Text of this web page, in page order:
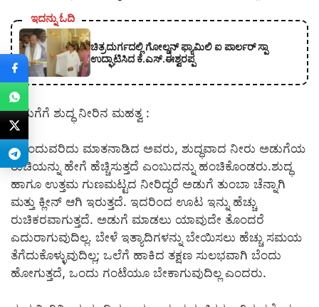
ಇದನ್ನು ಓದಿ
ಚಿತ್ರದುರ್ಗದಲ್ಲಿ ಗೋಲ್ಡನ್ ಫ್ಯಾಮಿಲಿ ಐ ಪಾರ್ಲರ್ ಸ್ಪಾ
ಉದ್ಘಾಟಿಸಿದ ಕೆ.ಎಸ್.ಈಶ್ವರಪ್ಪ
ಅಡುಗೆಗೆ ಶುದ್ಧ ನೀರಿನ ಮಹತ್ವ :
ಮುಂದುವರಿದು ಮಾತನಾಡಿದ ಅವರು, ಶುದ್ಧವಾದ ನೀರು ಅಡುಗೆಯ
ರುಚಿಯನ್ನು ಹೇಗೆ ಹೆಚ್ಚಿಸುತ್ತದೆ ಎಂಬುದನ್ನು ಹಂಚಿಕೊಂಡರು.ಶುದ್ಧ
ಹಾಗೂ ಉತ್ತಮ ಗುಣಮಟ್ಟದ ನೀರಿದ್ದರೆ ಅಡುಗೆ ತುಂಬಾ ಚೆನ್ನಾಗಿ
ಮತ್ತು ಕ್ಲೀನ್ ಆಗಿ ಇರುತ್ತದೆ. ಇದರಿಂದ ಊಟ ಇನ್ನು ಹೆಚ್ಚು
ರುಚಿಕರವಾಗುತ್ತದೆ. ಅಡುಗೆ ಮಾಡಲು ಯಾವುದೇ ತೊಂದರೆ
ಎದುರಾಗುವುದಿಲ್ಲ. ಬೇಳೆ ಇತ್ಯಾದಿಗಳನ್ನು ಬೇಯಿಸಲು ಹೆಚ್ಚು ಸಮಯ
ತೆಗೆದುಕೊಳ್ಳುವುದಿಲ್ಲ; ಒಲೆಗೆ ಹಾಕಿದ ತಕ್ಷಣ ಸುಲಭವಾಗಿ ಬೆಂದು
ಹೋಗುತ್ತದೆ, ಒಂದು ಗಂಟೆಯೂ ಬೇಕಾಗುವುದಿಲ್ಲ ಎಂದರು.